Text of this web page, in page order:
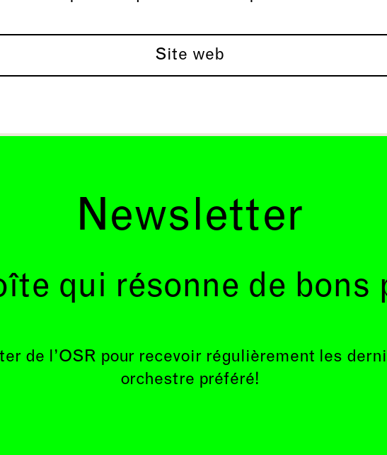
Site web
Newsletter
qui résonne de bons
de l’OSR pour recevoir régulièrement les
orchestre préféré!